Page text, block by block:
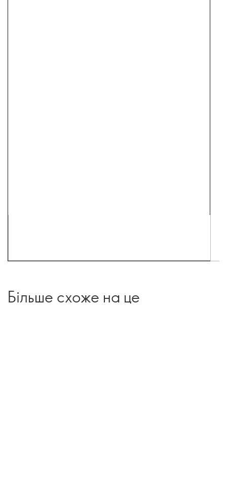
Більше схоже на це